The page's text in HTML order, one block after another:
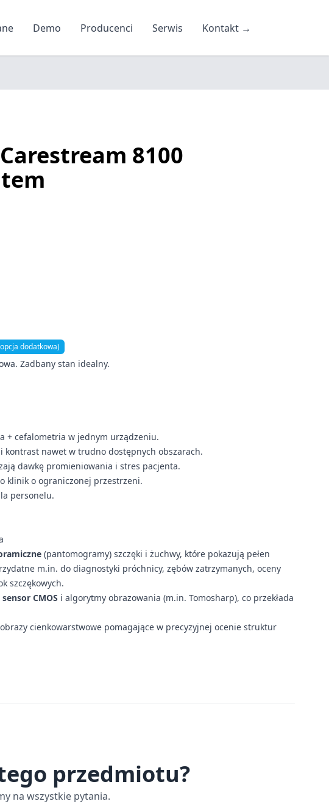
Demo Producenci Serwis Kontakt →
8100
dodatkowa)
Zadbany stan idealny.
+ cefalometria w jednym urządzeniu.
kontrast nawet w trudno dostępnych obszarach.
dawkę promieniowania i stres pacjenta.
klinik o ograniczonej przestrzeni.
personelu.
(pantomogramy) szczęki i żuchwy, które pokazują pełen
m.in. do diagnostyki próchnicy, zębów zatrzymanych, oceny
szczękowych.
CMOS i algorytmy obrazowania (m.in. Tomosharp), co przekłada
cienkowarstwowe pomagające w precyzyjnej ocenie struktur
przedmiotu?
na wszystkie pytania.